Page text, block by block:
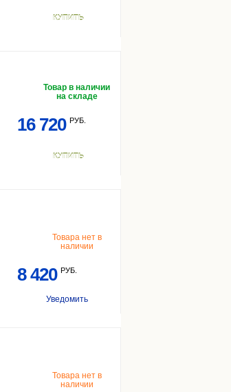
КУПИТЬ
Товар в наличии
на складе
16 720 РУБ.
КУПИТЬ
Товара нет в
наличии
8 420 РУБ.
Уведомить
Товара нет в
наличии